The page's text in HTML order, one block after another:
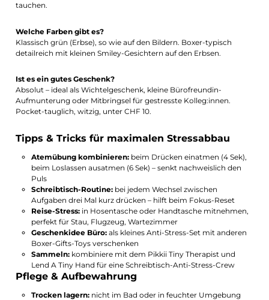
tauchen.
Welche Farben gibt es?
Klassisch grün (Erbse), so wie auf den Bildern. Boxer-typisch
detailreich mit kleinen Smiley-Gesichtern auf den Erbsen.
Ist es ein gutes Geschenk?
Absolut – ideal als Wichtelgeschenk, kleine Bürofreundin-
Aufmunterung oder Mitbringsel für gestresste Kolleg:innen.
Pocket-tauglich, witzig, unter CHF 10.
Tipps & Tricks für maximalen Stressabbau
Atemübung kombinieren:beim Drücken einatmen (4 Sek),
beim Loslassen ausatmen (6 Sek) – senkt nachweislich den
Puls
Schreibtisch-Routine:bei jedem Wechsel zwischen
Aufgaben drei Mal kurz drücken – hilft beim Fokus-Reset
Reise-Stress:in Hosentasche oder Handtasche mitnehmen,
perfekt für Stau, Flugzeug, Wartezimmer
Geschenkidee Büro:als kleines Anti-Stress-Set mit anderen
Boxer-Gifts-Toys verschenken
Sammeln:kombiniere mit dem Pikkii Tiny Therapist und
Lend A Tiny Hand für eine Schreibtisch-Anti-Stress-Crew
Pflege & Aufbewahrung
Trocken lagern:nicht im Bad oder in feuchter Umgebung